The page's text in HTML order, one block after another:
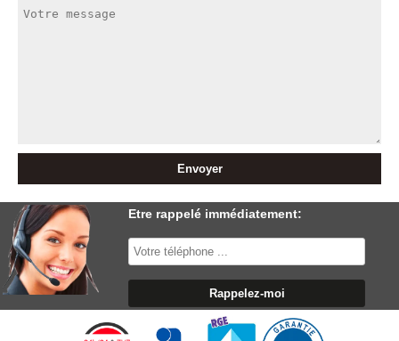
Etre rappelé immédiatement: